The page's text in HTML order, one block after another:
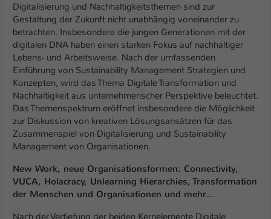
Digitalisierung und Nachhaltigkeitsthemen sind zur
Gestaltung der Zukunft nicht unabhängig voneinander zu
betrachten. Insbesondere die jungen Generationen mit der
digitalen DNA haben einen starken Fokus auf nachhaltiger
Lebens- und Arbeitsweise. Nach der umfassenden
Einführung von Sustainability Management Strategien und
Konzepten, wird das Thema Digitale Transformation und
Nachhaltigkeit aus unternehmerischer Perspektive beleuchtet.
Das Themenspektrum eröffnet insbesondere die Möglichkeit
zur Diskussion von kreativen Lösungsansätzen für das
Zusammenspiel von Digitalisierung und Sustainability
Management von Organisationen.
New Work, neue Organisationsformen: Connectivity,
VUCA, Holacracy, Unlearning Hierarchies, Transformation
der Menschen und Organisationen und mehr…
Laufzeit 1 Tag
Zweck
Dieser Cookie teilt der Webseite mit, ob
ein Besucher im Typo3-Backend
angemeldet ist und Rechte besitzt diese
zu verwalten.